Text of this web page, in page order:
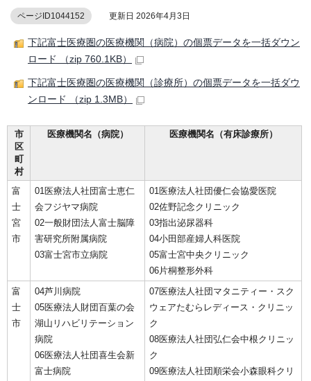
ページID1044152 更新日 2026年4月3日
下記富士医療圏の医療機関（病院）の個票データを一括ダウン
ロード （zip 760.1KB）
下記富士医療圏の医療機関（診療所）の個票データを一括ダウ
ンロード （zip 1.3MB）
市
区
町
村
医療機関名（病院） 医療機関名（有床診療所）
富
士
宮
市
01医療法人社団富士恵仁
会フジヤマ病院
02一般財団法人富士脳障
害研究所附属病院
03富士宮市立病院
01医療法人社団優仁会協愛医院
02佐野記念クリニック
03指出泌尿器科
04小田部産婦人科医院
05富士宮中央クリニック
06片桐整形外科
富
士
市
04芦川病院
05医療法人財団百葉の会
湖山リハビリテーション
病院
06医療法人社団喜生会新
富士病院
07医療法人社団マタニティー・スク
ウェアたむらレディース・クリニッ
ク
08医療法人社団弘仁会中根クリニッ
ク
09医療法人社団順栄会小森眼科クリ